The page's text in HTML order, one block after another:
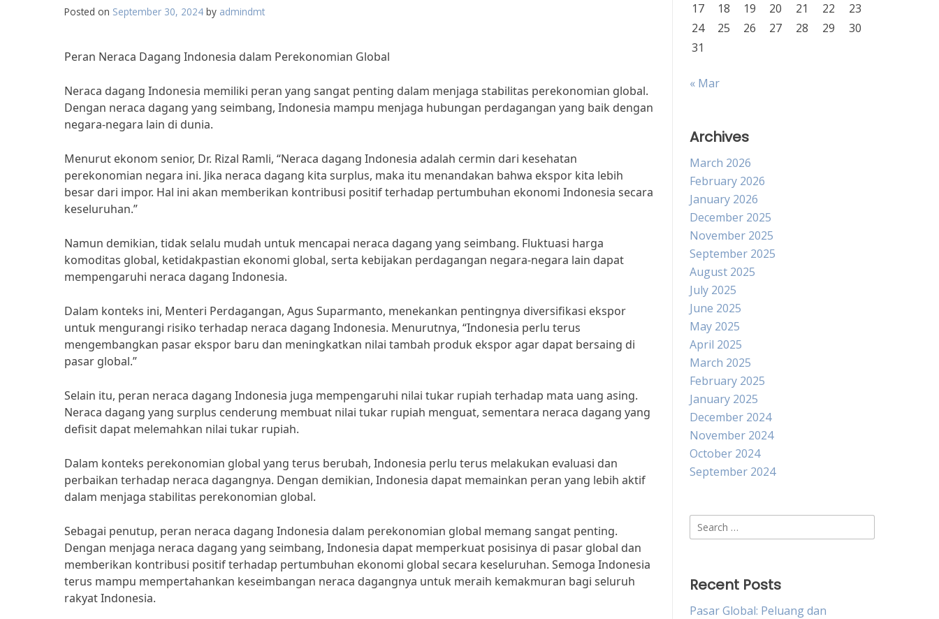
Posted on September 30, 2024 by admindmt
Peran Neraca Dagang Indonesia dalam Perekonomian Global
Neraca dagang Indonesia memiliki peran yang sangat penting dalam menjaga stabilitas perekonomian global.
Dengan neraca dagang yang seimbang, Indonesia mampu menjaga hubungan perdagangan yang baik dengan
negara-negara lain di dunia.
Menurut ekonom senior, Dr. Rizal Ramli, “Neraca dagang Indonesia adalah cermin dari kesehatan
perekonomian negara ini. Jika neraca dagang kita surplus, maka itu menandakan bahwa ekspor kita lebih
besar dari impor. Hal ini akan memberikan kontribusi positif terhadap pertumbuhan ekonomi Indonesia secara
keseluruhan.”
Namun demikian, tidak selalu mudah untuk mencapai neraca dagang yang seimbang. Fluktuasi harga
komoditas global, ketidakpastian ekonomi global, serta kebijakan perdagangan negara-negara lain dapat
mempengaruhi neraca dagang Indonesia.
Dalam konteks ini, Menteri Perdagangan, Agus Suparmanto, menekankan pentingnya diversifikasi ekspor
untuk mengurangi risiko terhadap neraca dagang Indonesia. Menurutnya, “Indonesia perlu terus
mengembangkan pasar ekspor baru dan meningkatkan nilai tambah produk ekspor agar dapat bersaing di
pasar global.”
Selain itu, peran neraca dagang Indonesia juga mempengaruhi nilai tukar rupiah terhadap mata uang asing.
Neraca dagang yang surplus cenderung membuat nilai tukar rupiah menguat, sementara neraca dagang yang
defisit dapat melemahkan nilai tukar rupiah.
Dalam konteks perekonomian global yang terus berubah, Indonesia perlu terus melakukan evaluasi dan
perbaikan terhadap neraca dagangnya. Dengan demikian, Indonesia dapat memainkan peran yang lebih aktif
dalam menjaga stabilitas perekonomian global.
Sebagai penutup, peran neraca dagang Indonesia dalam perekonomian global memang sangat penting.
Dengan menjaga neraca dagang yang seimbang, Indonesia dapat memperkuat posisinya di pasar global dan
memberikan kontribusi positif terhadap pertumbuhan ekonomi global secara keseluruhan. Semoga Indonesia
terus mampu mempertahankan keseimbangan neraca dagangnya untuk meraih kemakmuran bagi seluruh
rakyat Indonesia.
17
18 19 20 21 22
23
24
25 26 27 28 29
30
31
« Mar
Archives
March 2026
February 2026
January 2026
December 2025
November 2025
September 2025
August 2025
July 2025
June 2025
May 2025
April 2025
March 2025
February 2025
January 2025
December 2024
November 2024
October 2024
September 2024
Search
for:
Recent Posts
Pasar Global: Peluang dan